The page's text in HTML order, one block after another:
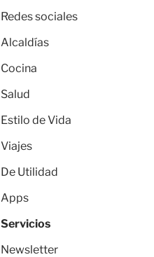
Redes sociales
Alcaldías
Cocina
Salud
Estilo de Vida
Viajes
De Utilidad
Apps
Servicios
Newsletter